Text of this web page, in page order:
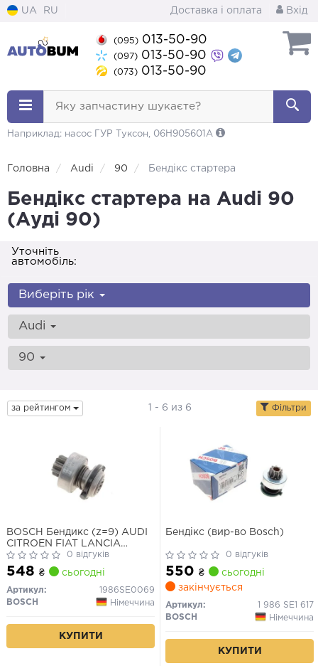
UA RU Доставка і оплата Вхід
(095) 013-50-90
(097) 013-50-90
(073) 013-50-90
Яку запчастину шукаєте?
Наприклад: насос ГУР Туксон, 06H905601A
Головна Audi 90 Бендікс стартера
Бендікс стартера на Audi 90
(Ауді 90)
Уточніть
автомобіль:
Виберіть рік
Audi
90
за рейтингом 1 - 6 из 6 Фільтри
BOSCH Бендикс (z=9) AUDI
CITROEN FIAT LANCIA
PEUGEOT VOLVO VW
PEUGEOT RENAULT
0 відгуків
548 ₴ сьогодні
Артикул:
1986SE0069
BOSCH
Німеччина
КУПИТИ
Бендікс (вир-во Bosch)
0 відгуків
550 ₴
сьогодні
закінчується
Артикул:
1 986 SE1 617
BOSCH
Німеччина
КУПИТИ